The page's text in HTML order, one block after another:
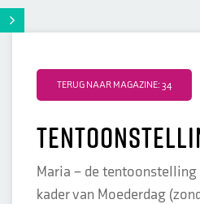
TERUG NAAR MAGAZINE: 34
Maria – de tentoonstelling
kader van Moederdag